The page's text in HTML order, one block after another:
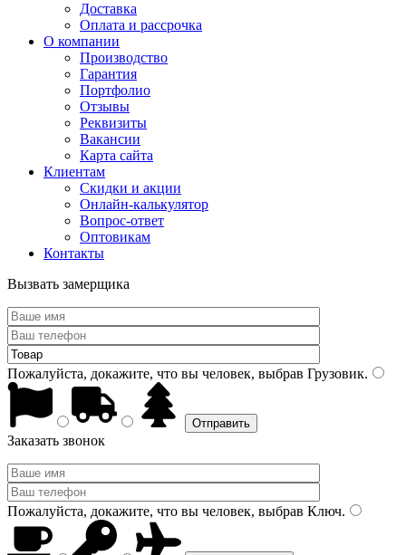
Доставка
Оплата и рассрочка
О компании
Производство
Гарантия
Портфолио
Отзывы
Реквизиты
Вакансии
Карта сайта
Клиентам
Скидки и акции
Онлайн-калькулятор
Вопрос-ответ
Оптовикам
Контакты
Вызвать замерщика
Пожалуйста, докажите, что вы человек, выбрав Грузовик.
Заказать звонок
Пожалуйста, докажите, что вы человек, выбрав Ключ.